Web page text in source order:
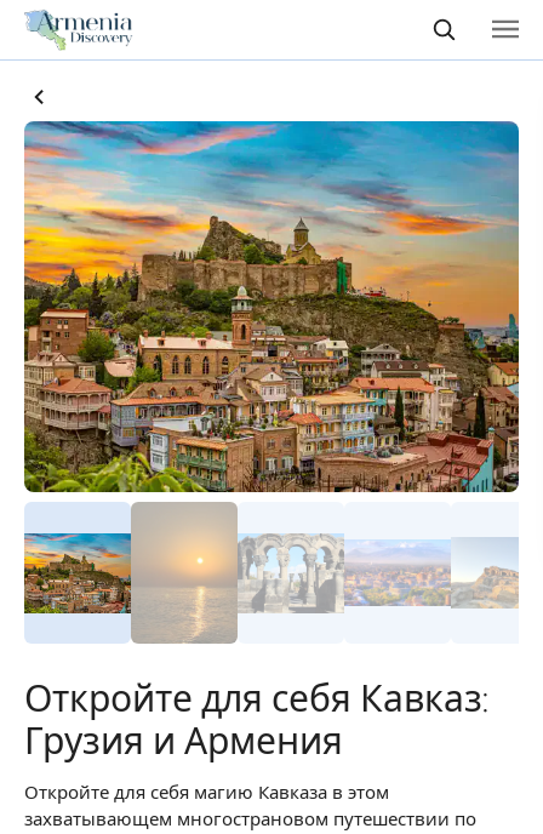
Откройте для себя Кавказ:
Грузия и Армения
Откройте для себя магию Кавказа в этом
захватывающем многострановом путешествии по